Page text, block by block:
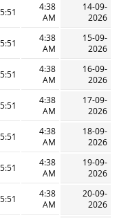
14-09-
2026
4:38
AM
5:51 AM
15-09-
2026
4:38
AM
5:51 AM
16-09-
2026
4:38
AM
5:51 AM
17-09-
2026
4:38
AM
5:51 AM
18-09-
2026
4:38
AM
5:51 AM
19-09-
2026
4:38
AM
5:51 AM
20-09-
2026
4:38
AM
5:51 AM